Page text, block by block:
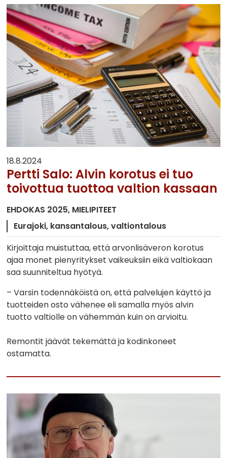
18.8.2024
Pertti Salo: Alvin korotus ei tuo
toivottua tuottoa valtion kassaan
EHDOKAS 2025 MIELIPITEET
Eurajoki kansantalous valtiontalous
Kirjoittaja muistuttaa, että arvonlisäveron korotus
ajaa monet pienyritykset vaikeuksiin eikä valtiokaan
saa suunniteltua hyötyä.
– Varsin todennäköistä on, että palvelujen käyttö ja
tuotteiden osto vähenee eli samalla myös alvin
tuotto valtiolle on vähemmän kuin on arvioitu.
Remontit jäävät tekemättä ja kodinkoneet
ostamatta.